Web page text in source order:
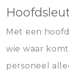
Met een
wie waar
personeel